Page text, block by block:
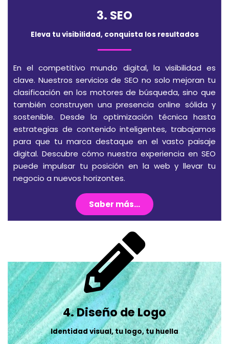
3. SEO
Eleva tu visibilidad, conquista los resultados
En el competitivo mundo digital, la visibilidad es
clave. Nuestros servicios de SEO no solo mejoran tu
clasificación en los motores de búsqueda, sino que
también construyen una presencia online sólida y
sostenible. Desde la optimización técnica hasta
estrategias de contenido inteligentes, trabajamos
para que tu marca destaque en el vasto paisaje
digital. Descubre cómo nuestra experiencia en SEO
puede impulsar tu posición en la web y llevar tu
negocio a nuevos horizontes.
Saber más...
4. Diseño de Logo
Identidad visual, tu logo, tu huella